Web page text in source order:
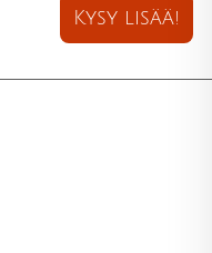
Kysy lisää!